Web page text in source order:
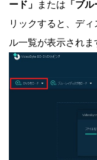
ード」 または 「ブ
リックすると、デ
ル一覧が表示されま